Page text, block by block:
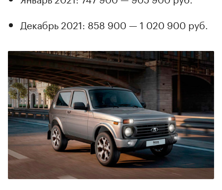
Декабрь 2021: 858 900 — 1 020 900 руб.